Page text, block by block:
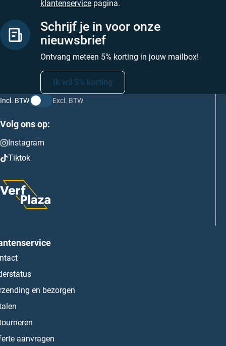
klantenservice pagina.
Schrijf je in voor onze
nieuwsbrief
Ontvang meteen 5% korting in jouw mailbox!
Ik wil 5% korting
Incl. BTW Excl. BTW
Volg ons op:
Instagram
Tiktok
en bezorgen
aanvragen